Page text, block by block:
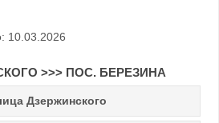
10.03.2026
>>> ПОС. БЕРЕЗИНА
Дзержинского